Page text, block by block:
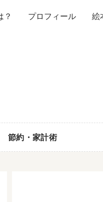
？ プロフィール 絵
節約・家計術